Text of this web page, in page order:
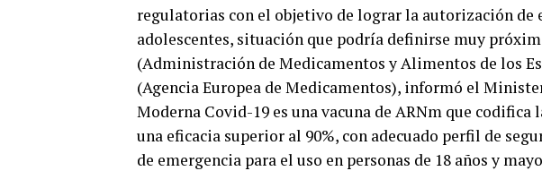
regulatorias con el objetivo de lograr la autorización de
adolescentes, situación que podría definirse muy
(Administración de Medicamentos y Alimentos de los
(Agencia Europea de Medicamentos), informó el
Moderna Covid-19 es una vacuna de ARNm que
una eficacia superior al 90%, con adecuado perfil de
de emergencia para el uso en personas de 18 años y